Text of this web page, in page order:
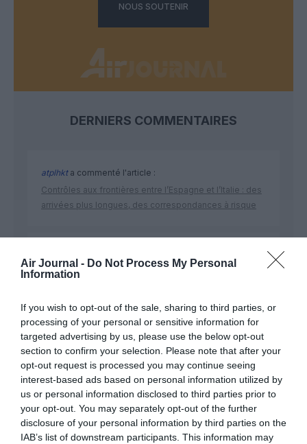
Air Journal - Do Not Process My Personal
Information
If you wish to opt-out of the sale, sharing to third parties, or
processing of your personal or sensitive information for
targeted advertising by us, please use the below opt-out
section to confirm your selection. Please note that after your
opt-out request is processed you may continue seeing
interest-based ads based on personal information utilized by
us or personal information disclosed to third parties prior to
your opt-out. You may separately opt-out of the further
disclosure of your personal information by third parties on the
IAB’s list of downstream participants. This information may
NOUS SOUTENIR
DERNIERS COMMENTAIRES
atplhkta commenté l'article :
Contrôles aux frontières entre l’Espagne et l’Italie : des
arrivées plus longues, des correspondances à risque
Pyramides, croisières et mer Rouge : l’Égypte mise sur
ABONNEMENT
PUBLICITÉ
PSEUDONYME
COMMENTAIRE